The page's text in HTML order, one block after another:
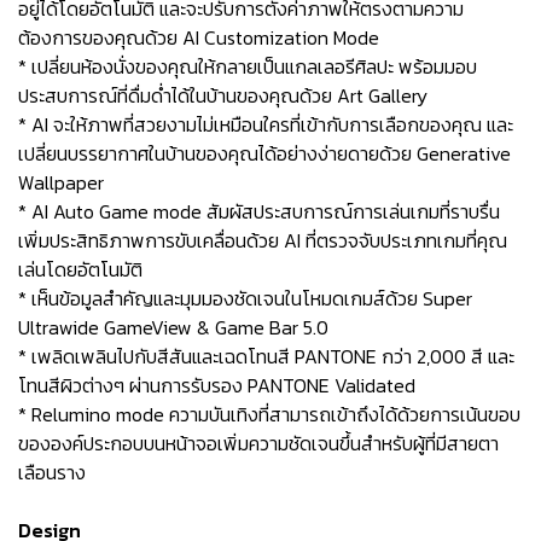
อยู่ได้โดยอัตโนมัติ และจะปรับการตั้งค่าภาพให้ตรงตามความ
ต้องการของคุณด้วย AI Customization Mode
* เปลี่ยนห้องนั่งของคุณให้กลายเป็นแกลเลอรีศิลปะ พร้อมมอบ
ประสบการณ์ที่ดื่มด่ำได้ในบ้านของคุณด้วย Art Gallery
* AI จะให้ภาพที่สวยงามไม่เหมือนใครที่เข้ากับการเลือกของคุณ และ
เปลี่ยนบรรยากาศในบ้านของคุณได้อย่างง่ายดายด้วย Generative
Wallpaper
* AI Auto Game mode สัมผัสประสบการณ์การเล่นเกมที่ราบรื่น
เพิ่มประสิทธิภาพการขับเคลื่อนด้วย AI ที่ตรวจจับประเภทเกมที่คุณ
เล่นโดยอัตโนมัติ
* เห็นข้อมูลสำคัญและมุมมองชัดเจนในโหมดเกมส์ด้วย Super
Ultrawide GameView & Game Bar 5.0
* เพลิดเพลินไปกับสีสันและเฉดโทนสี PANTONE กว่า 2,000 สี และ
โทนสีผิวต่างๆ ผ่านการรับรอง PANTONE Validated
* Relumino mode ความบันเทิงที่สามารถเข้าถึงได้ด้วยการเน้นขอบ
ขององค์ประกอบบนหน้าจอเพิ่มความชัดเจนขึ้นสำหรับผู้ที่มีสายตา
เลือนราง
Design